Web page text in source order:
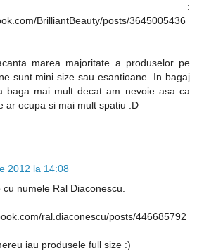
:
BrilliantBeauty/posts/3645005436
marea majoritate a produselor pe
sunt mini size sau esantioane. In bagaj
baga mai mult decat am nevoie asa ca
ar ocupa si mai mult spatiu :D
2012 la 14:08
numele Ral Diaconescu.
ral.diaconescu/posts/446685792
iau produsele full size :)